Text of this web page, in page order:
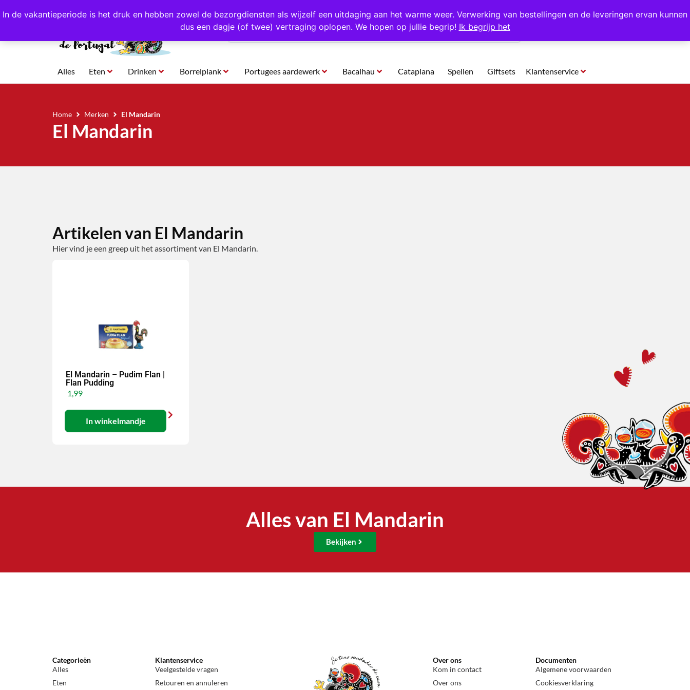
In de vakantieperiode is het druk en hebben zowel de bezorgdiensten als wijzelf een uitdaging aan het warme weer. Verwerking van bestellingen en de leveringen ervan kunnen
dus een dagje (of twee) vertraging oplopen. We hopen op jullie begrip! Ik begrijp het
4,8/5,0 sterren beoordeeld! Eigen import uit Portugal Altijd 1000 verschillende producten op voorraad Gratis op te halen in Hansweert
Alles Eten Drinken Borrelplank Portugees aardewerk Bacalhau Cataplana Spellen Giftsets Klantenservice
Home Merken El Mandarin
El Mandarin
Artikelen van El Mandarin
Hier vind je een greep uit het assortiment van El Mandarin.
El Mandarin – Pudim Flan |
Flan Pudding
1,99
In winkelmandje
Alles van El Mandarin
Bekijken
Categorieën
Alles
Eten
Klantenservice
Veelgestelde vragen
Retouren en annuleren
Over ons
Kom in contact
Over ons
Documenten
Algemene voorwaarden
Cookiesverklaring